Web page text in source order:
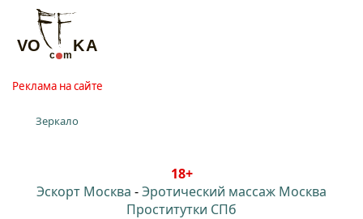
Реклама на сайте
Зеркало
18+
Эскорт Москва -Эротический массаж Москва
Проститутки СПб